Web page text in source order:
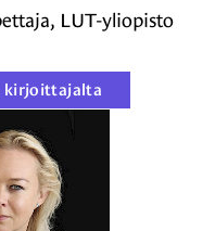
LUT-yliopisto
kirjoittajalta